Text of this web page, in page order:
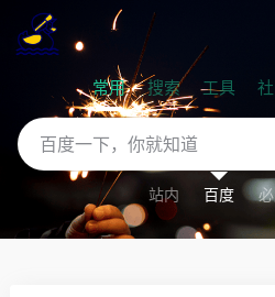
常用 搜索 工具
站内 百度